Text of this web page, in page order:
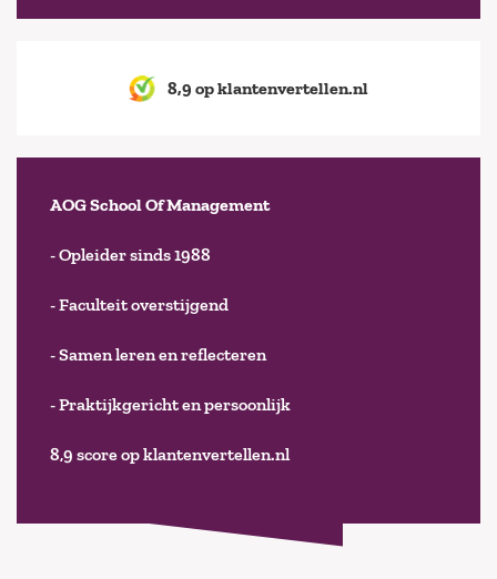
8,9 op klantenvertellen.nl
AOG School Of Management
- Opleider sinds 1988
- Faculteit overstijgend
- Samen leren en reflecteren
- Praktijkgericht en persoonlijk
8,9 score op klantenvertellen.nl